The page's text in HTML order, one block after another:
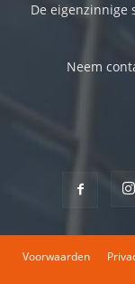
De eigenzinnige
Neem
Voorwaarden